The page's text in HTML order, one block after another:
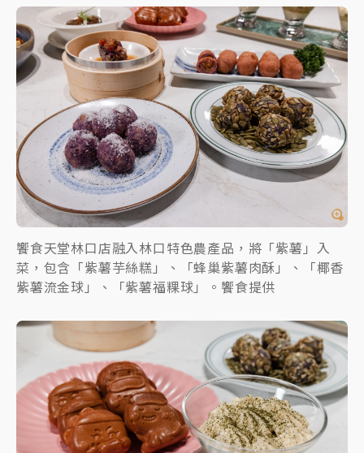
饗食天堂林口店融入林口特色農產品，將「紫薯」入
菜，包含「紫薯芋絲糕」、「蜂巢紫薯肉酥」、「椰香
紫薯流金球」、「紫薯福粿球」。饗食提供